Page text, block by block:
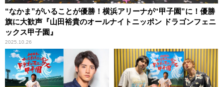
“なかま”がいることが優勝！横浜アリーナが“甲子園”に！優勝
旗に大歓声『山田裕貴のオールナイトニッポン ドラゴンフェニ
ックス甲子園』
2025.10.26